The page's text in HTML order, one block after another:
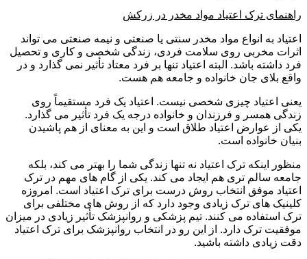
راهنمای ترک اعتیاد مواد مخدر در زرکش
اعتیاد به انواع مواد مخدر سنتی یا صنعتی و نیمه صنعتی می تواند
اثرات مخربی روی سلامت فردی، زندگی شخصی و کاری و تحصیل
فرد داشته باشد. البته اعتیاد تنها بر فرد معتاد تأثیر نمی گذارد و در
واقع بلای جان خانواده و جامعه هم هست.
یعنی اعتیاد چیزی شخصی نیست. اعتیاد یک فرد مستقیماً روی
زندگی همسر و فرزندان و خانواده درجه یک فرد تأثیر می گذارد.
یکی از عوارض اعتیاد طلاق است و این به معنای از هم پاشیدن
بنیان خانواده است.
منظور اینکه ترک اعتیاد نه تنها زندگی شما را بهتر می کند، بلکه
جامعه سالم تری هم ایجاد می کند. یکی از گام های مهم در ترک
اعتیاد موفق انتخاب روش درست برای ترک اعتیاد است. امروزه
کلینیک های ترک زیادی وجود دارد که از روش های مختلفی برای
ترک استفاده می کنند. تیم پزشکی و روانپزشک تأثیر زیادی در میزان
موفقیت ترک دارد. از این رو در انتخاب روانپزشک برای ترک اعتیاد
دقت زیادی داشته باشید.